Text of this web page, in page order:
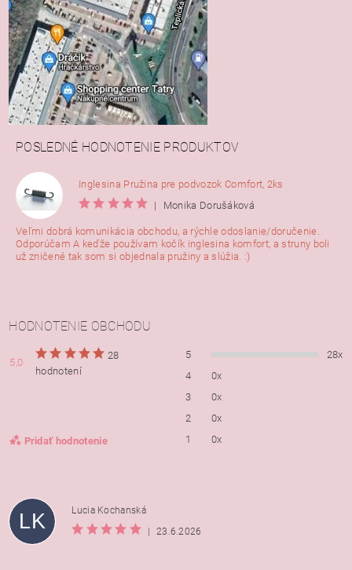
POSLEDNÉ HODNOTENIE PRODUKTOV
Inglesina Pružina pre podvozok Comfort, 2ks
|
Monika Dorušáková
Veľmi dobrá komunikácia obchodu, a rýchle odoslanie/doručenie.
Odporúčam A keďže používam kočík inglesina komfort, a struny boli
už zničené tak som si objednala pružiny a slúžia. :)
HODNOTENIE OBCHODU
5,0
28
hodnotení
Pridať hodnotenie
5
28x
4
0x
3
0x
2
0x
1
0x
LK
Lucia Kochanská
|
23.6.2026